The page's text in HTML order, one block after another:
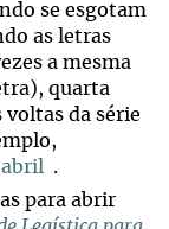
se esgotam
as letras
a mesma
quarta
da série
.
para abrir